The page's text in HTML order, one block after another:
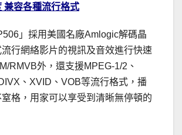
兼容各種流行格式
」採用美國名廠Amlogic解碼晶
行網絡影片的視訊及音效進行快速
RMVB外，還支援MPEG-1/2、
、XVID、VOB等流行格式，播
格，用家可以享受到清晰無停頓的